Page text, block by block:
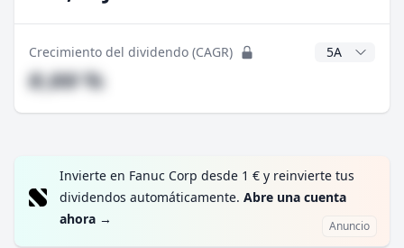
Crecimiento del dividendo (CAGR) Años CAGR
#,## %
Invierte en Fanuc Corp desde 1 € y reinvierte tus
dividendos automáticamente. Abre una cuenta
ahora → Anuncio